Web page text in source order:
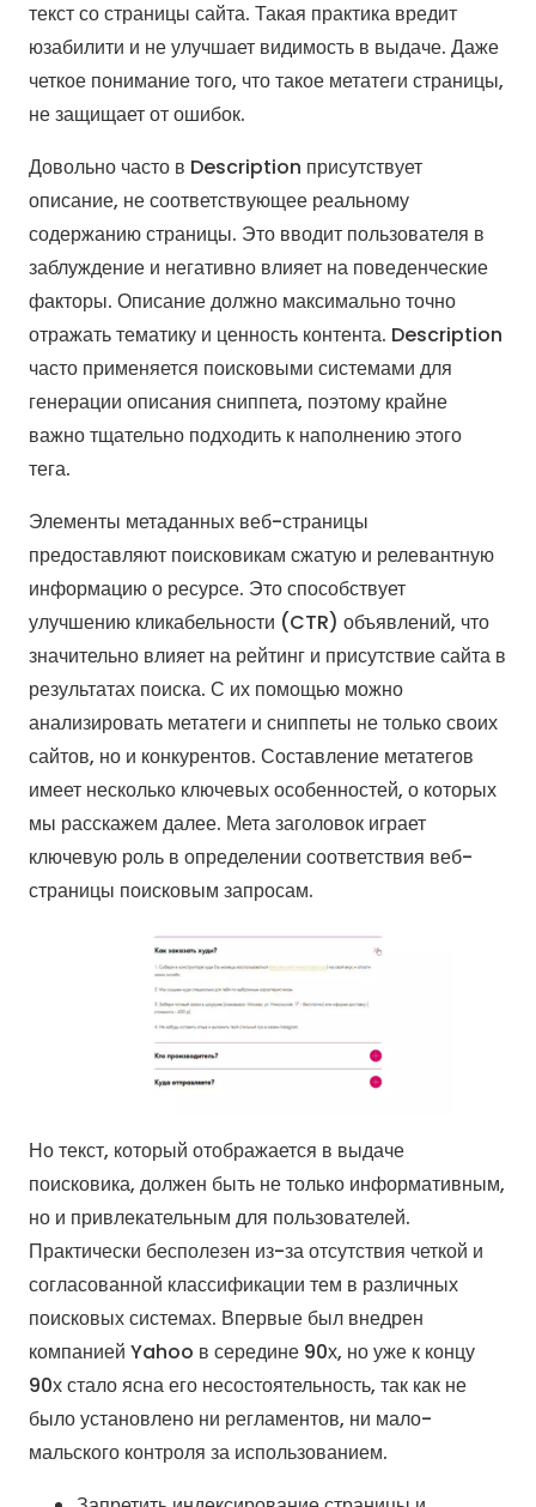
текст со страницы сайта. Такая практика вредит
юзабилити и не улучшает видимость в выдаче. Даже
четкое понимание того, что такое метатеги страницы,
не защищает от ошибок.
Довольно часто в Description присутствует
описание, не соответствующее реальному
содержанию страницы. Это вводит пользователя в
заблуждение и негативно влияет на поведенческие
факторы. Описание должно максимально точно
отражать тематику и ценность контента. Description
часто применяется поисковыми системами для
генерации описания сниппета, поэтому крайне
важно тщательно подходить к наполнению этого
тега.
Элементы метаданных веб-страницы
предоставляют поисковикам сжатую и релевантную
информацию о ресурсе. Это способствует
улучшению кликабельности (CTR) объявлений, что
значительно влияет на рейтинг и присутствие сайта в
результатах поиска. С их помощью можно
анализировать метатеги и сниппеты не только своих
сайтов, но и конкурентов. Составление метатегов
имеет несколько ключевых особенностей, о которых
мы расскажем далее. Мета заголовок играет
ключевую роль в определении соответствия веб-
страницы поисковым запросам.
Но текст, который отображается в выдаче
поисковика, должен быть не только информативным,
но и привлекательным для пользователей.
Практически бесполезен из-за отсутствия четкой и
согласованной классификации тем в различных
поисковых системах. Впервые был внедрен
компанией Yahoo в середине 90х, но уже к концу
90х стало ясна его несостоятельность, так как не
было установлено ни регламентов, ни мало-
мальского контроля за использованием.